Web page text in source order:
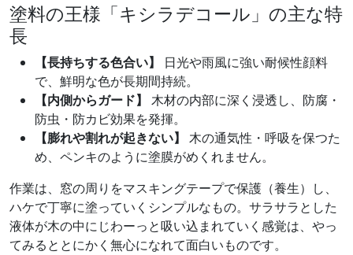
塗料の王様「キシラデコール」の主な特
長
【長持ちする色合い】
日光や雨風に強い耐候性顔料
で、鮮明な色が長期間持続。
【内側からガード】
木材の内部に深く浸透し、防腐・
防虫・防カビ効果を発揮。
【膨れや割れが起きない】
木の通気性・呼吸を保つた
め、ペンキのように塗膜がめくれません。
作業は、窓の周りをマスキングテープで保護（養生）し、
ハケで丁寧に塗っていくシンプルなもの。サラサラとした
液体が木の中にじわーっと吸い込まれていく感覚は、やっ
てみるととにかく無心になれて面白いものです。